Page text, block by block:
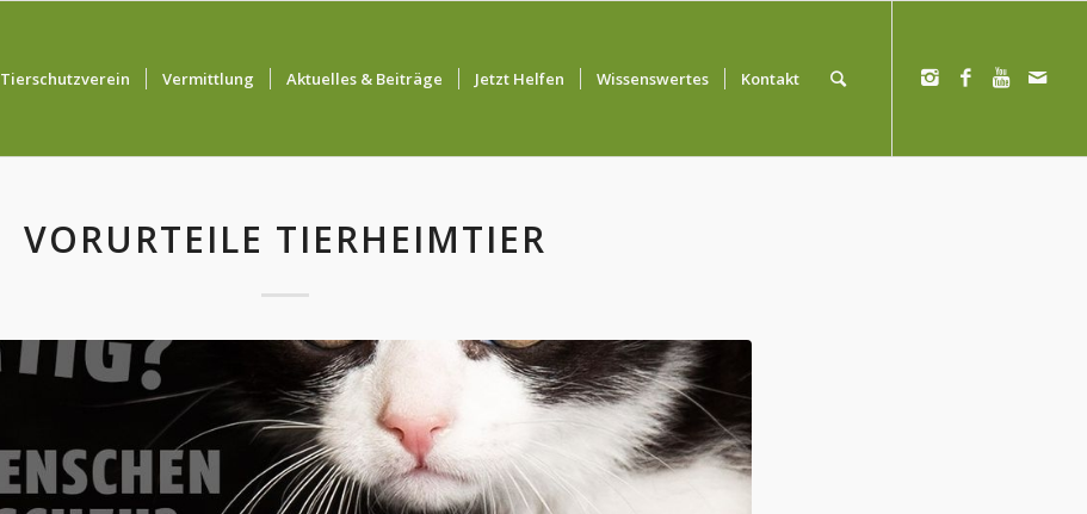
Tierschutzverein Vermittlung Aktuelles & Beiträge Jetzt Helfen Wissenswertes Kontakt
VORURTEILE TIERHEIMTIER